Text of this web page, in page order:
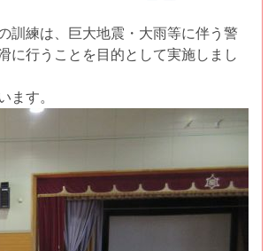
訓練は、巨大地震・大雨等に伴う警
に行うことを目的として実施しまし
ます。